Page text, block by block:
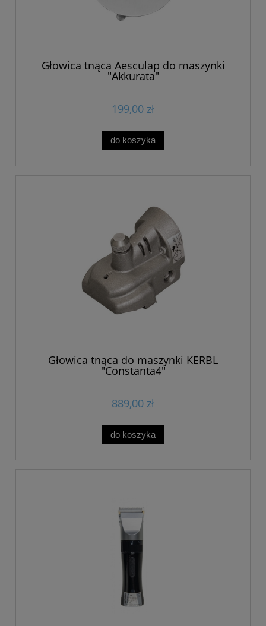
Głowica tnąca Aesculap do maszynki
"Akkurata"
199,00 zł
do koszyka
Głowica tnąca do maszynki KERBL
"Constanta4"
889,00 zł
do koszyka